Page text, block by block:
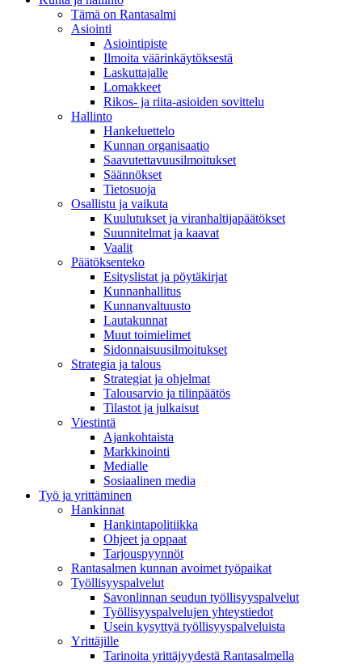
Tämä on Rantasalmi
Asiointi
Asiointipiste
Ilmoita väärinkäytöksestä
Laskuttajalle
Lomakkeet
Rikos- ja riita-asioiden sovittelu
Hallinto
Hankeluettelo
Kunnan organisaatio
Saavutettavuusilmoitukset
Säännökset
Tietosuoja
Osallistu ja vaikuta
Kuulutukset ja viranhaltijapäätökset
Suunnitelmat ja kaavat
Vaalit
Päätöksenteko
Esityslistat ja pöytäkirjat
Kunnanhallitus
Kunnanvaltuusto
Lautakunnat
Muut toimielimet
Sidonnaisuusilmoitukset
Strategia ja talous
Strategiat ja ohjelmat
Talousarvio ja tilinpäätös
Tilastot ja julkaisut
Viestintä
Ajankohtaista
Markkinointi
Medialle
Sosiaalinen media
Työ ja yrittäminen
Hankinnat
Hankintapolitiikka
Ohjeet ja oppaat
Tarjouspyynnöt
Rantasalmen kunnan avoimet työpaikat
Työllisyyspalvelut
Savonlinnan seudun työllisyyspalvelut
Työllisyyspalvelujen yhteystiedot
Usein kysyttyä työllisyyspalveluista
Yrittäjille
Tarinoita yrittäjyydestä Rantasalmella